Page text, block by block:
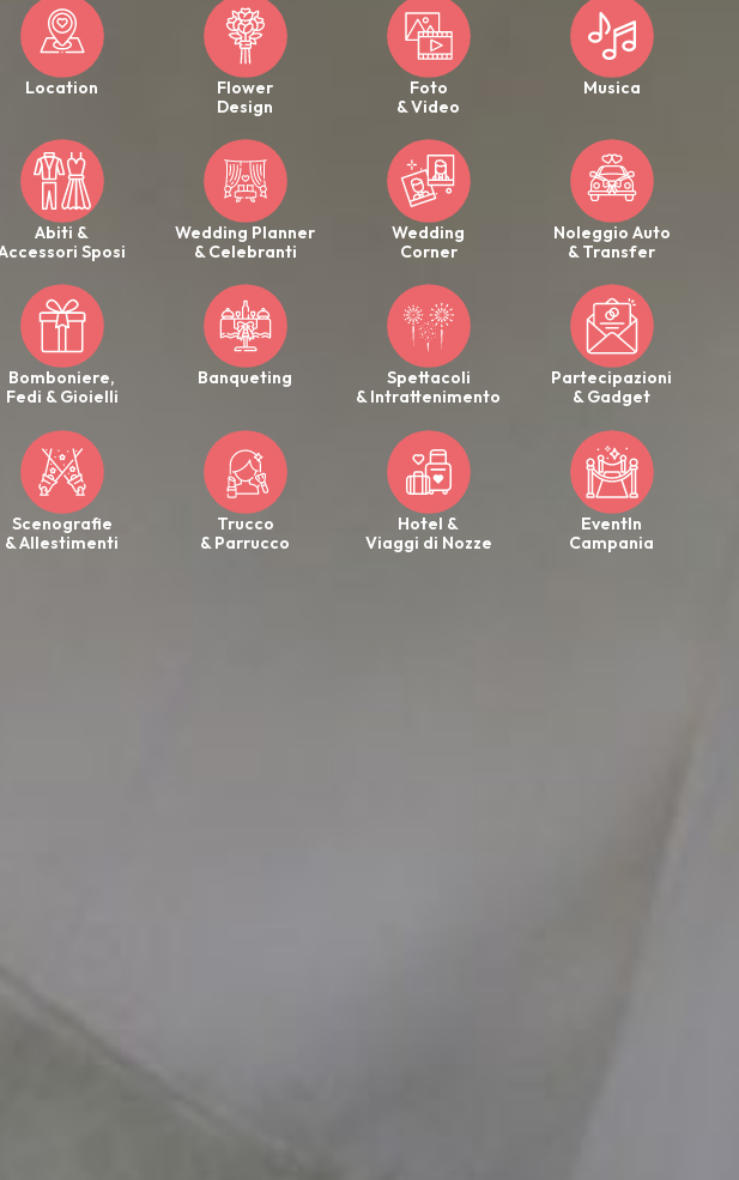
Location
Flower
Design
Foto
& Video
Musica
Abiti &
Sposi
Wedding Planner
& Celebranti
Wedding
Corner
Noleggio Auto
& Transfer
Bomboniere,
Fedi & Gioielli
Banqueting
Spettacoli
& Intrattenimento
Partecipazioni
& Gadget
Scenografie
& Allestimenti
Trucco
& Parrucco
Hotel &
Viaggi di Nozze
EventIn
Campania